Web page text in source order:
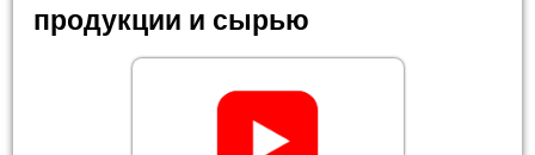
продукции и сырью